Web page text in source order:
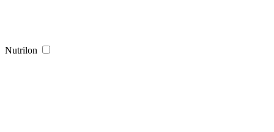
Nutrilon